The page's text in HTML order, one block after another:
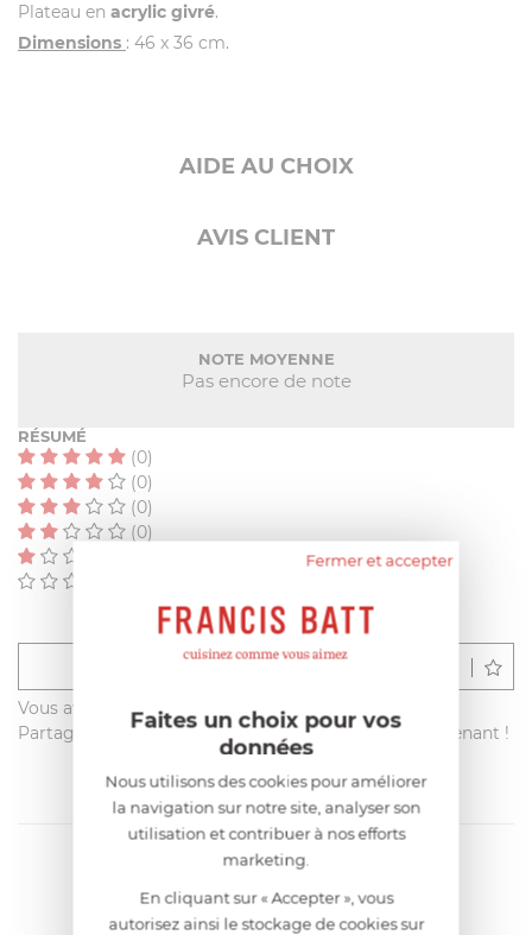
Plateau en acrylic givré.
Dimensions : 46 x 36 cm.
AIDE AU CHOIX
AVIS CLIENT
NOTE MOYENNE
Pas encore de note
RÉSUMÉ
(0)
(0)
(0)
(0)
Vous avez acheté ce produit sur francisbatt.com ?
Partagez votre avis avec les autres clients dès maintenant !
Fermer et accepter
Faites un choix pour vos
données
Nous utilisons des cookies pour améliorer
la navigation sur notre site, analyser son
utilisation et contribuer à nos efforts
marketing.
En cliquant sur « Accepter », vous
autorisez ainsi le stockage de cookies sur